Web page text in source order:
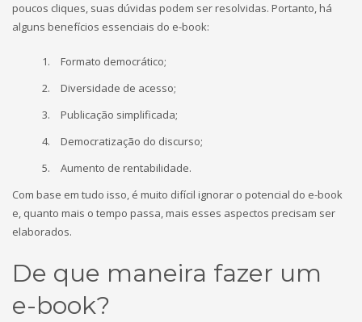
poucos cliques, suas dúvidas podem ser resolvidas. Portanto, há
alguns benefícios essenciais do e-book:
Formato democrático;
Diversidade de acesso;
Publicação simplificada;
Democratização do discurso;
Aumento de rentabilidade.
Com base em tudo isso, é muito difícil ignorar o potencial do e-book
e, quanto mais o tempo passa, mais esses aspectos precisam ser
elaborados.
De que maneira fazer um
e-book?